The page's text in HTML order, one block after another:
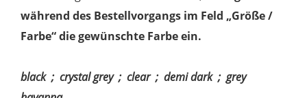
während des Bestellvorgangs im Feld „Größe /
Farbe“ die gewünschte Farbe ein.
black ;crystal grey; clear ; demi dark ; grey